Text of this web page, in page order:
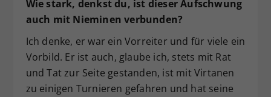
Wie stark, denkst du, ist dieser Aufschwung
auch mit Nieminen verbunden?
Ich denke, er war ein Vorreiter und für viele ein
Vorbild. Er ist auch, glaube ich, stets mit Rat
und Tat zur Seite gestanden, ist mit Virtanen
zu einigen Turnieren gefahren und hat seine